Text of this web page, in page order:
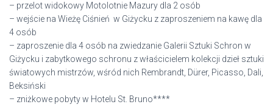
– przelot widokowy Motolotnie Mazury dla 2 osób
– wejście na Wieżę Ciśnień w Giżycku z zaproszeniem na kawę dla
4 osób
– zaproszenie dla 4 osób na zwiedzanie Galerii Sztuki Schron w
Giżycku i zabytkowego schronu z właścicielem kolekcji dzieł sztuki
światowych mistrzów, wśród nich Rembrandt, Dürer, Picasso, Dali,
Beksiński
– zniżkowe pobyty w Hotelu St. Bruno****